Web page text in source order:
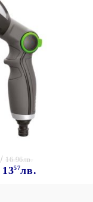
1357лв.
16.96лв.